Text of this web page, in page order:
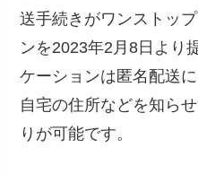
送手続きがワンストッ
ンを2023年2月8日より
ケーションは匿名配送
自宅の住所などを知ら
りが可能です。